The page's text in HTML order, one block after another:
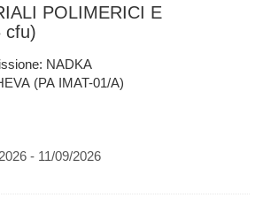
POLIMERICI E
cfu)
NADKA
(PA IMAT-01/A)
- 11/09/2026